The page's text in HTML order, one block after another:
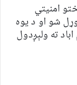
امنیتي
شو او د یوه
ته ولېږدول